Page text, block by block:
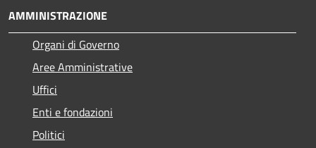
AMMINISTRAZIONE
Organi di Governo
Aree Amministrative
Uffici
Enti e fondazioni
Politici